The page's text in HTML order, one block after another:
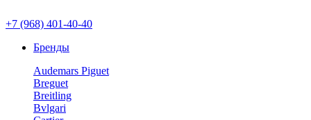
+7 (968) 401-40-40
Бренды
Audemars Piguet
Breguet
Breitling
Bvlgari